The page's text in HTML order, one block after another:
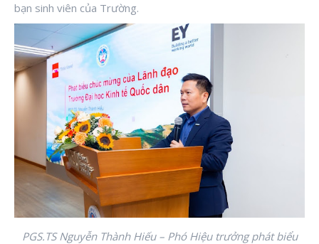
bạn sinh viên của Trường.
PGS.TS Nguyễn Thành Hiếu – Phó Hiệu trưởng phát biểu